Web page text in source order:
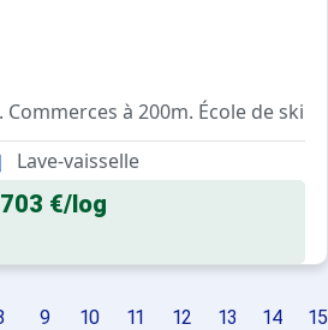
Commerces à 200m. École de ski
:Confortable et tout équipé.
Lave-vaisselle
703 €/log
9 10 11 12 13 14 15